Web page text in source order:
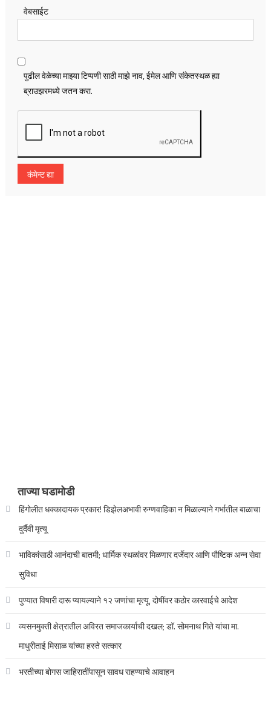
वेबसाईट
पुढील वेळेच्या माझ्या टिप्पणी साठी माझे नाव, ईमेल आणि संकेतस्थळ ह्या
ब्राउझरमध्ये जतन करा.
ताज्या घडामोडी
हिंगोलीत धक्कादायक प्रकार! डिझेलअभावी रुग्णवाहिका न मिळाल्याने गर्भातील बाळाचा
दुर्दैवी मृत्यू
भाविकांसाठी आनंदाची बातमी; धार्मिक स्थळांवर मिळणार दर्जेदार आणि पौष्टिक अन्न सेवा
सुविधा
पुण्यात विषारी दारू प्यायल्याने १२ जणांचा मृत्यू, दोषींवर कठोर कारवाईचे आदेश
व्यसनमुक्ती क्षेत्रातील अविरत समाजकार्याची दखल; डॉ. सोमनाथ गिते यांचा मा.
माधुरीताई मिसाळ यांच्या हस्ते सत्कार
भरतीच्या बोगस जाहिरातींपासून सावध राहण्याचे आवाहन